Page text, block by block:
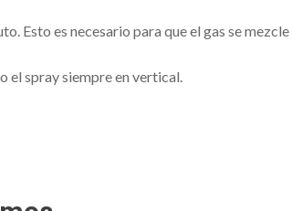
Esto es necesario para que el gas se
el spray siempre en vertical.